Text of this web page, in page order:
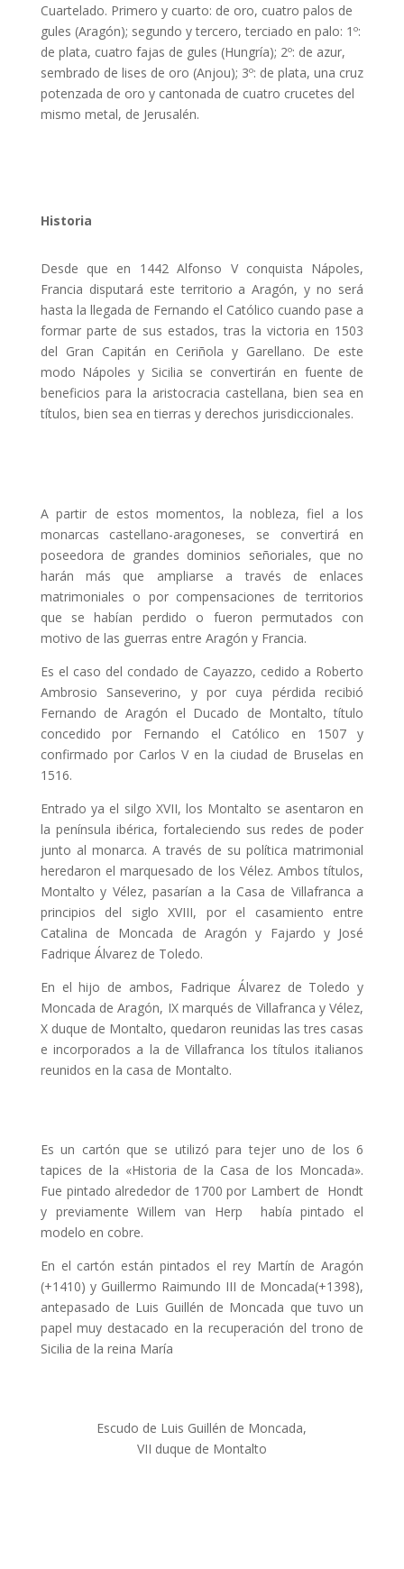
Cuartelado. Primero y cuarto: de oro, cuatro palos de
gules (Aragón); segundo y tercero, terciado en palo: 1º:
de plata, cuatro fajas de gules (Hungría); 2º: de azur,
sembrado de lises de oro (Anjou); 3º: de plata, una cruz
potenzada de oro y cantonada de cuatro crucetes del
mismo metal, de Jerusalén.
Historia
Desde que en 1442 Alfonso V conquista Nápoles,
Francia disputará este territorio a Aragón, y no será
hasta la llegada de Fernando el Católico cuando pase a
formar parte de sus estados, tras la victoria en 1503
del Gran Capitán en Ceriñola y Garellano. De este
modo Nápoles y Sicilia se convertirán en fuente de
beneficios para la aristocracia castellana, bien sea en
títulos, bien sea en tierras y derechos jurisdiccionales.
A partir de estos momentos, la nobleza, fiel a los
monarcas castellano-aragoneses, se convertirá en
poseedora de grandes dominios señoriales, que no
harán más que ampliarse a través de enlaces
matrimoniales o por compensaciones de territorios
que se habían perdido o fueron permutados con
motivo de las guerras entre Aragón y Francia.
Es el caso del condado de Cayazzo, cedido a Roberto
Ambrosio Sanseverino, y por cuya pérdida recibió
Fernando de Aragón el Ducado de Montalto, título
concedido por Fernando el Católico en 1507 y
confirmado por Carlos V en la ciudad de Bruselas en
1516.
Entrado ya el silgo XVII, los Montalto se asentaron en
la península ibérica, fortaleciendo sus redes de poder
junto al monarca. A través de su política matrimonial
heredaron el marquesado de los Vélez. Ambos títulos,
Montalto y Vélez, pasarían a la Casa de Villafranca a
principios del siglo XVIII, por el casamiento entre
Catalina de Moncada de Aragón y Fajardo y José
Fadrique Álvarez de Toledo.
En el hijo de ambos, Fadrique Álvarez de Toledo y
Moncada de Aragón, IX marqués de Villafranca y Vélez,
X duque de Montalto, quedaron reunidas las tres casas
e incorporados a la de Villafranca los títulos italianos
reunidos en la casa de Montalto.
Es un cartón que se utilizó para tejer uno de los 6
tapices de la «Historia de la Casa de los Moncada».
Fue pintado alrededor de 1700 por Lambert de Hondt
y previamente Willem van Herp había pintado el
modelo en cobre.
En el cartón están pintados el rey Martín de Aragón
(+1410) y Guillermo Raimundo III de Moncada(+1398),
antepasado de Luis Guillén de Moncada que tuvo un
papel muy destacado en la recuperación del trono de
Sicilia de la reina María
Escudo de Luis Guillén de Moncada,
VII duque de Montalto